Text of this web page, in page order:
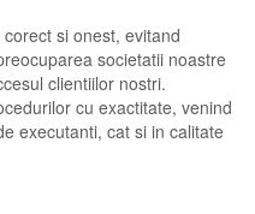
si onest, evitand
societatii noastre
clientiilor nostri.
cu exactitate, venind
executanti, cat si in calitate